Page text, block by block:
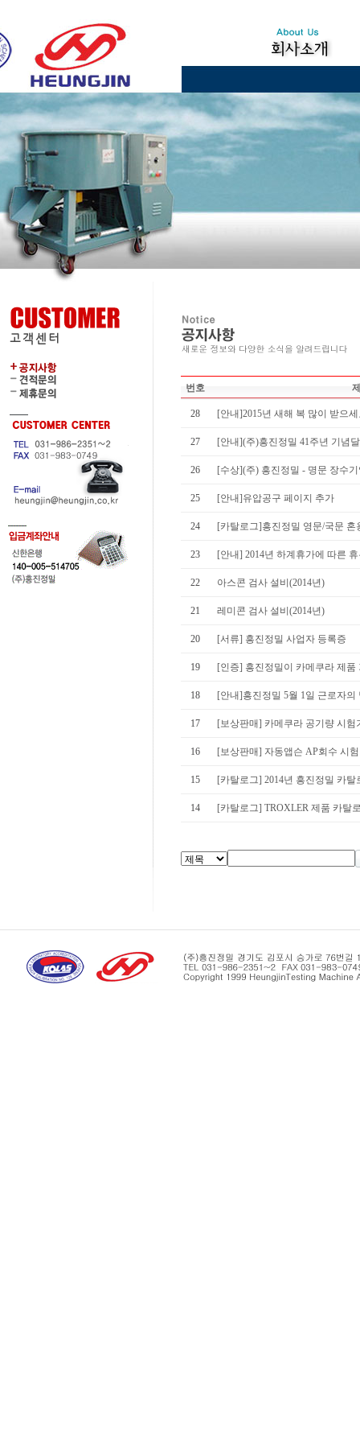
번호
28 [안내]2015년 새해 복 많이 받으
27 [안내](주)흥진정밀 41주년 기념
26 [수상](주) 흥진정밀 - 명문 장수
25 [안내]유압공구 페이지 추가
24 [카탈로그]흥진정밀 영문/국문 혼
23 [안내] 2014년 하계휴가에 따른
22 아스콘 검사 설비(2014년)
21 레미콘 검사 설비(2014년)
20 [서류] 흥진정밀 사업자 등록증
19 [인증] 흥진정밀이 카메쿠라 제품
18 [안내]흥진정밀 5월 1일 근로자의
17 [보상판매] 카메쿠라 공기량 시험
16 [보상판매] 자동앱슨 AP회수 시
15 [카탈로그] 2014년 흥진정밀 카탈
14 [카탈로그] TROXLER 제품 카탈